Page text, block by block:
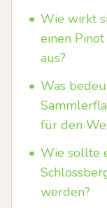
• Wie wirkt
einen
aus?
• Was
für den
• Wie sollte
werden?